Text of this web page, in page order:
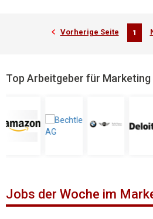
Vorherige Seite 1
Top Arbeitgeber für Marketing
Jobs der Woche im